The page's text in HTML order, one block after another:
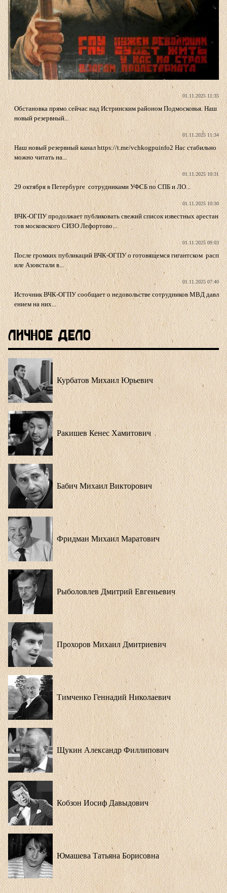
01.11.2025 11:35
Обстановка прямо сейчас над Истринским районом Подмосковья. Наш
новый резервный...
01.11.2025 11:34
Наш новый резервный канал https://t.me/vchkogpuinfo2 Нас стабильно
можно читать на...
01.11.2025 10:31
29 октября в Петербурге сотрудниками УФСБ по СПБ и ЛО...
01.11.2025 10:30
ВЧК-ОГПУ продолжает публиковать свежий список известных арестан
тов московского СИЗО Лефортово...
01.11.2025 09:03
После громких публикаций ВЧК-ОГПУ о готовящемся гигантском расп
иле Азовстали в...
01.11.2025 07:40
Источник ВЧК-ОГПУ сообщает о недовольстве сотрудников МВД давл
ением на них...
Личное Дело
Курбатов Михаил Юрьевич
Ракишев Кенес Хамитович
Бабич Михаил Викторович
Фридман Михаил Маратович
Рыболовлев Дмитрий Евгеньевич
Прохоров Михаил Дмитриевич
Тимченко Геннадий Николаевич
Щукин Александр Филлипович
Кобзон Иосиф Давыдович
Юмашева Татьяна Борисовна